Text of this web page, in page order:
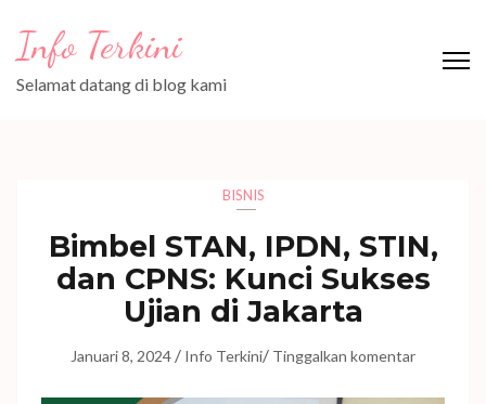
konten
(Tekan
Info Terkini
Selamat datang di blog kami
BISNIS
Bimbel STAN, IPDN, STIN,
dan CPNS: Kunci Sukses
Ujian di Jakarta
Januari 8, 2024 / Info Terkini/ Tinggalkan komentar